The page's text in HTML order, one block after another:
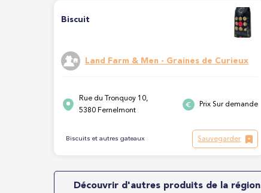
Biscuit
Land Farm & Men - Graines de Curieux
Rue du Tronquoy 10,
5380 Fernelmont
Prix Sur demande
Biscuits et autres gateaux Sauvegarder
Découvrir d'autres produits de la région